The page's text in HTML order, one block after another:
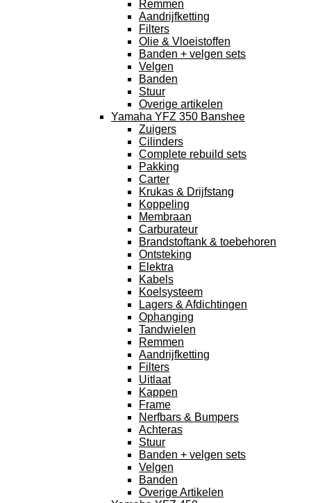
Remmen
Aandrijfketting
Filters
Olie & Vloeistoffen
Banden + velgen sets
Velgen
Banden
Stuur
Overige artikelen
Yamaha YFZ 350 Banshee
Zuigers
Cilinders
Complete rebuild sets
Pakking
Carter
Krukas & Drijfstang
Koppeling
Membraan
Carburateur
Brandstoftank & toebehoren
Ontsteking
Elektra
Kabels
Koelsysteem
Lagers & Afdichtingen
Ophanging
Tandwielen
Remmen
Aandrijfketting
Filters
Uitlaat
Kappen
Frame
Nerfbars & Bumpers
Achteras
Stuur
Banden + velgen sets
Velgen
Banden
Overige Artikelen